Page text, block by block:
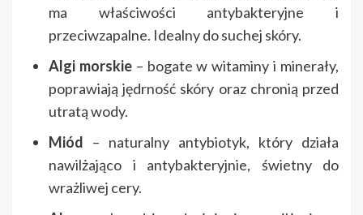
ma właściwości antybakteryjne i
przeciwzapalne. Idealny do suchej skóry.
Algi morskie– bogate w witaminy i minerały,
poprawiają jędrność skóry oraz chronią przed
utratą wody.
Miód – naturalny antybiotyk, który działa
nawilżająco i antybakteryjnie, świetny do
wrażliwej cery.